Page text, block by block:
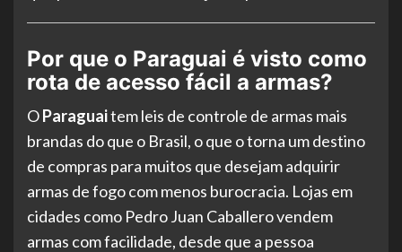
Por que o Paraguai é visto como
rota de acesso fácil a armas?
OParaguaitem leis de controle de armas mais
brandas do que o Brasil, o que o torna um destino
de compras para muitos que desejam adquirir
armas de fogo com menos burocracia. Lojas em
cidades como Pedro Juan Caballero vendem
armas com facilidade, desde que a pessoa